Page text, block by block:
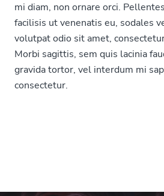
mi diam, non ornare orci.
facilisis ut venenatis eu, sodales
volutpat odio sit amet,
Morbi sagittis, sem quis lacinia
gravida tortor, vel interdum mi
consectetur.